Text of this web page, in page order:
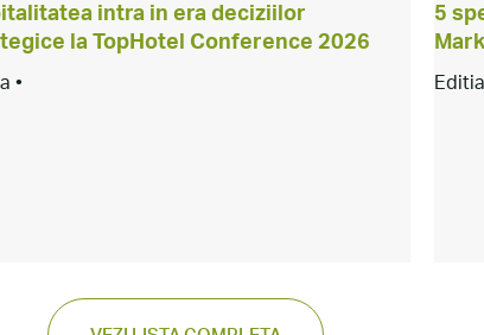
intra in era deciziilor
la TopHotel Conference 2026
•
5